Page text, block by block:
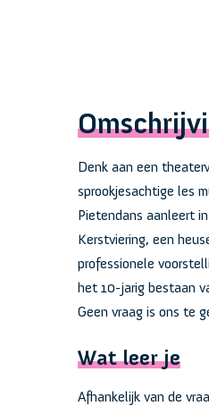
Denk aan een
sprookjesachtige les
Pietendans aanleert
Kerstviering, een
professionele
het 10-jarig bestaan
Geen vraag is ons te
Wat leer je
Afhankelijk van de